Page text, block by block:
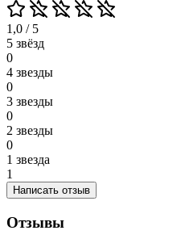
1,0 / 5
5 звёзд
0
4 звезды
0
3 звезды
0
2 звезды
0
1 звезда
1
Написать отзыв
Отзывы